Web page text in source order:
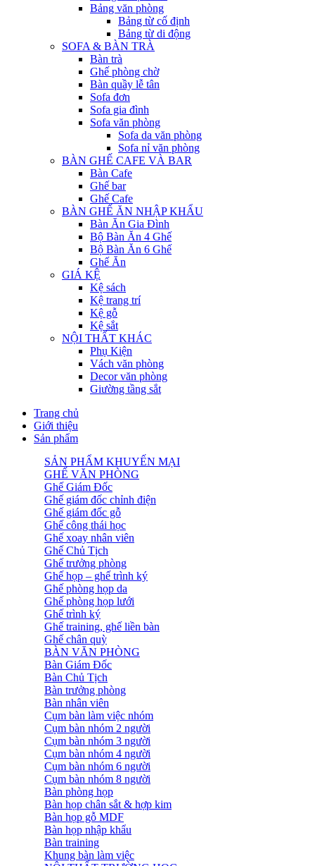
Bảng văn phòng
Bảng từ cố định
Bảng từ di động
SOFA & BÀN TRÀ
Bàn trà
Ghế phòng chờ
Bàn quầy lễ tân
Sofa đơn
Sofa gia đình
Sofa văn phòng
Sofa da văn phòng
Sofa nỉ văn phòng
BÀN GHẾ CAFE VÀ BAR
Bàn Cafe
Ghế bar
Ghế Cafe
BÀN GHẾ ĂN NHẬP KHẨU
Bàn Ăn Gia Đình
Bộ Bàn Ăn 4 Ghế
Bộ Bàn Ăn 6 Ghế
Ghế Ăn
GIÁ KỆ
Kệ sách
Kệ trang trí
Kệ gỗ
Kệ sắt
NỘI THẤT KHÁC
Phụ Kiện
Vách văn phòng
Decor văn phòng
Giường tầng sắt
Trang chủ
Giới thiệu
Sản phẩm
SẢN PHẨM KHUYẾN MẠI
GHẾ VĂN PHÒNG
Ghế Giám Đốc
Ghế giám đốc chỉnh điện
Ghế giám đốc gỗ
Ghế công thái học
Ghế xoay nhân viên
Ghế Chủ Tịch
Ghế trưởng phòng
Ghế họp – ghế trình ký
Ghế phòng họp da
Ghế phòng họp lưới
Ghế trình ký
Ghế training, ghế liền bàn
Ghế chân quỳ
BÀN VĂN PHÒNG
Bàn Giám Đốc
Bàn Chủ Tịch
Bàn trưởng phòng
Bàn nhân viên
Cụm bàn làm việc nhóm
Cụm bàn nhóm 2 người
Cụm bàn nhóm 3 người
Cụm bàn nhóm 4 người
Cụm bàn nhóm 6 người
Cụm bàn nhóm 8 người
Bàn phòng họp
Bàn họp chân sắt & hợp kim
Bàn họp gỗ MDF
Bàn họp nhập khẩu
Bàn training
Khung bàn làm việc